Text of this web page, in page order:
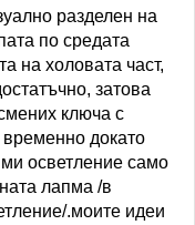
разделен на
по средата
на холовата част,
затова
ключа с
докато
осветление само
лапма /в
.моите идеи